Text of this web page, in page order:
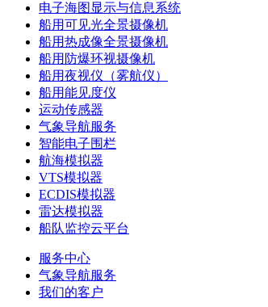
电子海图显示与信息系统
船用可见光全景摄像机
船用热成像全景摄像机
船用防爆环视摄像机
船用夜视仪（雾航仪）
船用能见度仪
运动传感器
气象导航服务
智能电子围栏
航海模拟器
VTS模拟器
ECDIS模拟器
雷达模拟器
船队监控云平台
服务中心
气象导航服务
我们的客户